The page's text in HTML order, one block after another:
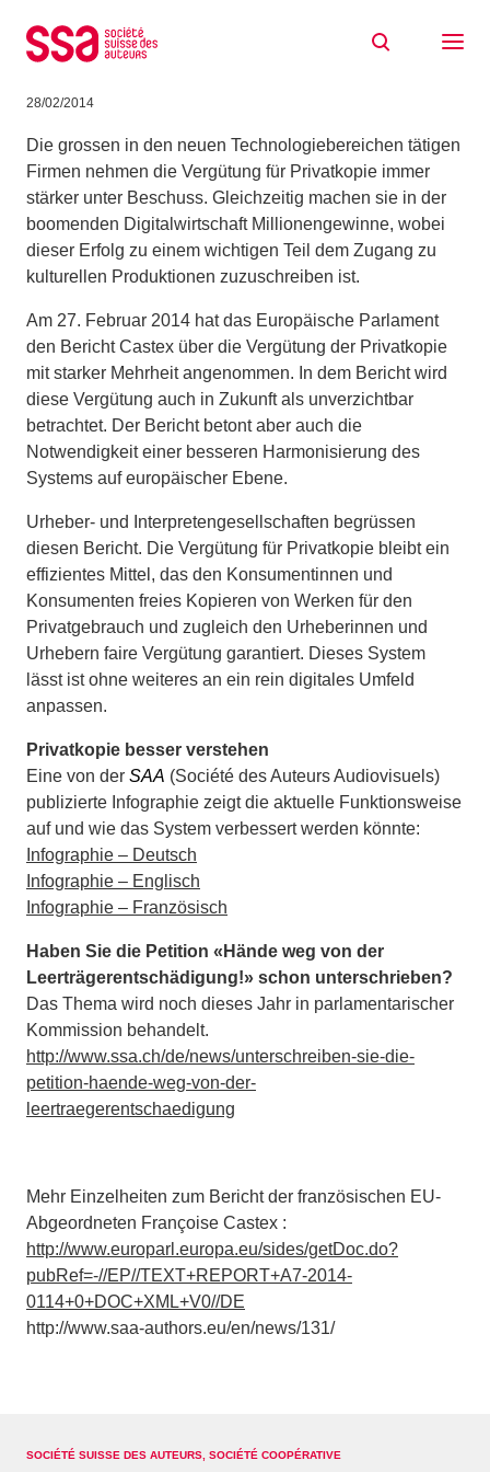
Privatkopie
28/02/2014
Die grossen in den neuen Technologiebereichen tätigen
Firmen nehmen die Vergütung für Privatkopie immer
stärker unter Beschuss. Gleichzeitig machen sie in der
boomenden Digitalwirtschaft Millionengewinne, wobei
dieser Erfolg zu einem wichtigen Teil dem Zugang zu
kulturellen Produktionen zuzuschreiben ist.
Am 27. Februar 2014 hat das Europäische Parlament
den Bericht Castex über die Vergütung der Privatkopie
mit starker Mehrheit angenommen. In dem Bericht wird
diese Vergütung auch in Zukunft als unverzichtbar
betrachtet. Der Bericht betont aber auch die
Notwendigkeit einer besseren Harmonisierung des
Systems auf europäischer Ebene.
Urheber- und Interpretengesellschaften begrüssen
diesen Bericht. Die Vergütung für Privatkopie bleibt ein
effizientes Mittel, das den Konsumentinnen und
Konsumenten freies Kopieren von Werken für den
Privatgebrauch und zugleich den Urheberinnen und
Urhebern faire Vergütung garantiert. Dieses System
lässt ist ohne weiteres an ein rein digitales Umfeld
anpassen.
Privatkopie besser verstehen
Eine von der SAA (Société des Auteurs Audiovisuels)
publizierte Infographie zeigt die aktuelle Funktionsweise
auf und wie das System verbessert werden könnte:
Infographie – Deutsch
Infographie – Englisch
Infographie – Französisch
Haben Sie die Petition «Hände weg von der
Leerträgerentschädigung!» schon unterschrieben?
Das Thema wird noch dieses Jahr in parlamentarischer
Kommission behandelt.
http://www.ssa.ch/de/news/unterschreiben-sie-die-
petition-haende-weg-von-der-
leertraegerentschaedigung
Mehr Einzelheiten zum Bericht der französischen EU-
Abgeordneten Françoise Castex :
http://www.europarl.europa.eu/sides/getDoc.do?
pubRef=-//EP//TEXT+REPORT+A7-2014-
0114+0+DOC+XML+V0//DE
http://www.saa-authors.eu/en/news/131/
SOCIÉTÉ SUISSE DES AUTEURS, SOCIÉTÉ COOPÉRATIVE